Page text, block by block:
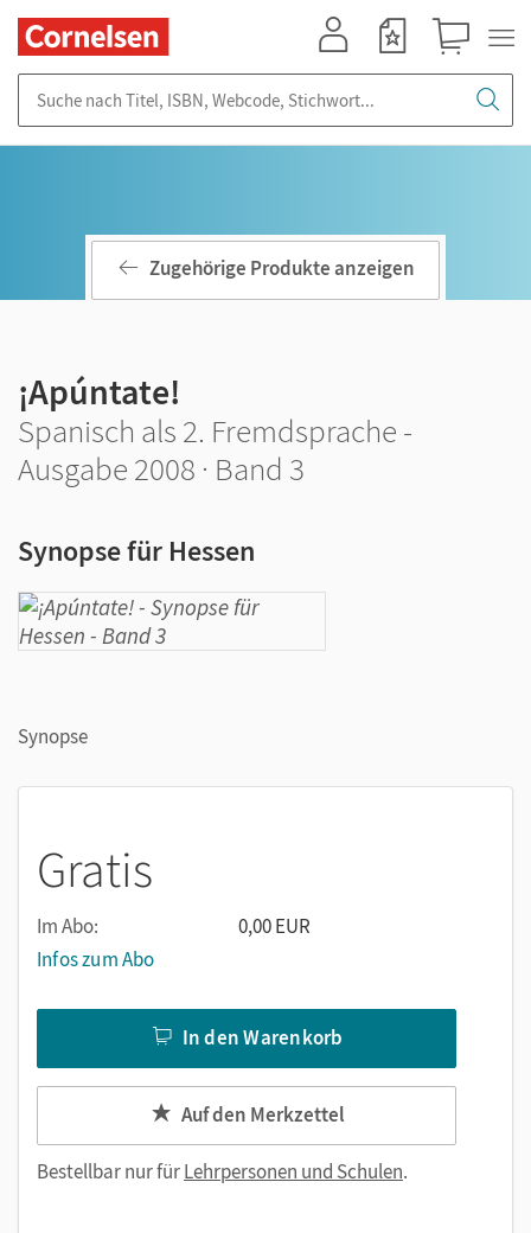
Zugehörige Produkte anzeigen
¡Apúntate!
Spanisch als 2. Fremdsprache -
Ausgabe 2008 · Band 3
Synopse für Hessen
Synopse
Gratis
Im Abo:
0,00 EUR
Infos zum Abo
In den Warenkorb
Auf den Merkzettel
Bestellbar nur fürLehrpersonen und Schulen.